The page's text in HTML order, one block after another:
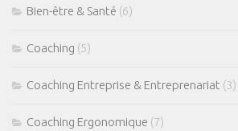
Bien-être & Santé (6)
Coaching (5)
Coaching Entreprise & Entreprenariat (3)
Coaching Ergonomique (7)